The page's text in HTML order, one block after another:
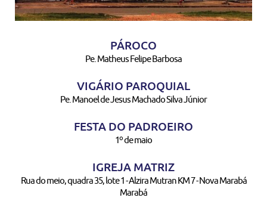
PÁROCO
Pe. Matheus Felipe Barbosa
VIGÁRIO PAROQUIAL
Pe. Manoel de Jesus Machado Silva Júnior
FESTA DO PADROEIRO
1º de maio
IGREJA MATRIZ
Rua do meio, quadra 35, lote 1 - Alzira Mutran KM 7 - Nova Marabá
Marabá